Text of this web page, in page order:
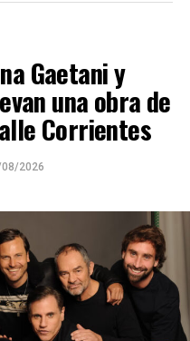
Gaetani y
una obra de
Corrientes
2026